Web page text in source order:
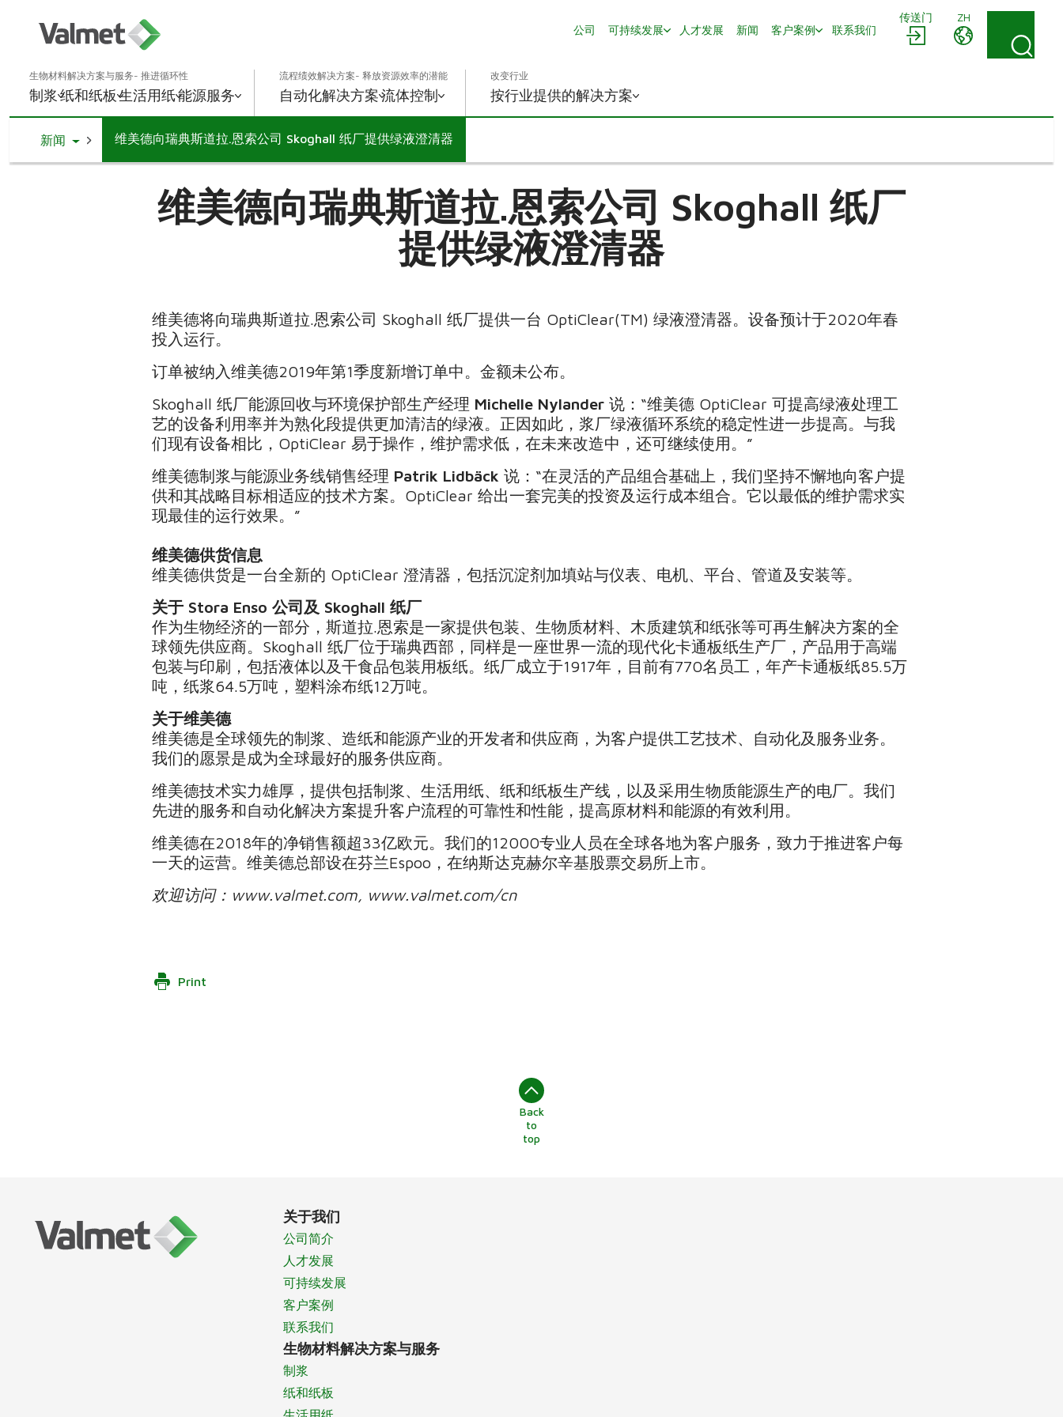
传送门
ZH
公司
可持续发展 人才发展 新闻 客户案例 联系我们
生物材料解决方案与服务- 推进循环性
制浆 纸和纸板 生活用纸能源服务
流程绩效解决方案- 释放资源效率的潜能
自动化解决方案流体控制
改变行业
按行业提供的解决方案
新闻 Toggle Dropdown
维美德向瑞典斯道拉.恩索公司 Skoghall 纸厂提供绿液澄清器
维美德向瑞典斯道拉.恩索公司 Skoghall 纸厂
提供绿液澄清器
维美德将向瑞典斯道拉.恩索公司 Skoghall 纸厂提供一台 OptiClear(TM) 绿液澄清器。设备预计于2020年春
投入运行。
订单被纳入维美德2019年第1季度新增订单中。金额未公布。
Skoghall 纸厂能源回收与环境保护部生产经理 Michelle Nylander 说：“维美德 OptiClear 可提高绿液处理工
艺的设备利用率并为熟化段提供更加清洁的绿液。正因如此，浆厂绿液循环系统的稳定性进一步提高。与我
们现有设备相比，OptiClear 易于操作，维护需求低，在未来改造中，还可继续使用。”
维美德制浆与能源业务线销售经理 Patrik Lidbäck 说：“在灵活的产品组合基础上，我们坚持不懈地向客户提
供和其战略目标相适应的技术方案。OptiClear 给出一套完美的投资及运行成本组合。它以最低的维护需求实
现最佳的运行效果。”
维美德供货信息
维美德供货是一台全新的 OptiClear 澄清器，包括沉淀剂加填站与仪表、电机、平台、管道及安装等。
关于 Stora Enso 公司及 Skoghall 纸厂
作为生物经济的一部分，斯道拉.恩索是一家提供包装、生物质材料、木质建筑和纸张等可再生解决方案的全
球领先供应商。Skoghall 纸厂位于瑞典西部，同样是一座世界一流的现代化卡通板纸生产厂，产品用于高端
包装与印刷，包括液体以及干食品包装用板纸。纸厂成立于1917年，目前有770名员工，年产卡通板纸85.5万
吨，纸浆64.5万吨，塑料涂布纸12万吨。
关于维美德
维美德是全球领先的制浆、造纸和能源产业的开发者和供应商，为客户提供工艺技术、自动化及服务业务。
我们的愿景是成为全球最好的服务供应商。
维美德技术实力雄厚，提供包括制浆、生活用纸、纸和纸板生产线，以及采用生物质能源生产的电厂。我们
先进的服务和自动化解决方案提升客户流程的可靠性和性能，提高原材料和能源的有效利用。
维美德在2018年的净销售额超33亿欧元。我们的12000专业人员在全球各地为客户服务，致力于推进客户每
一天的运营。维美德总部设在芬兰Espoo，在纳斯达克赫尔辛基股票交易所上市。
欢迎访问： www.valmet.com, www.valmet.com/cn
Print
Back
to
top
关于我们
公司简介
人才发展
可持续发展
客户案例
联系我们
生物材料解决方案与服务
制浆
纸和纸板